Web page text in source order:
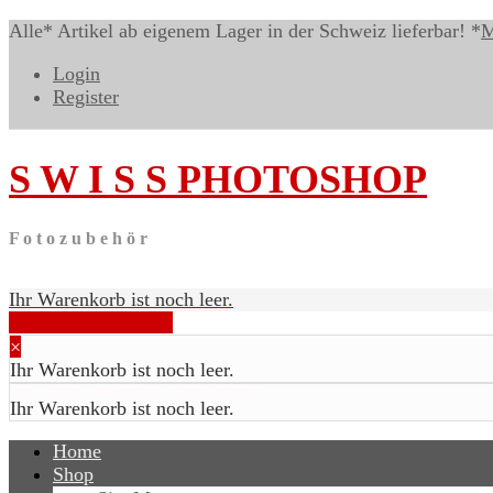
Alle* Artikel ab eigenem Lager in der Schweiz lieferbar! *
Login
Register
S W I S S PHOTOSHOP
F o t o z u b e h ö r
Ihr Warenkorb ist noch leer.
×
Ihr Warenkorb ist noch leer.
Ihr Warenkorb ist noch leer.
Home
Shop